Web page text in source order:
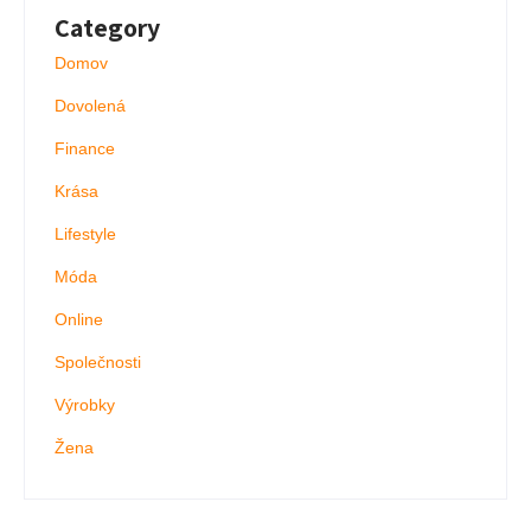
Category
Domov
Dovolená
Finance
Krása
Lifestyle
Móda
Online
Společnosti
Výrobky
Žena